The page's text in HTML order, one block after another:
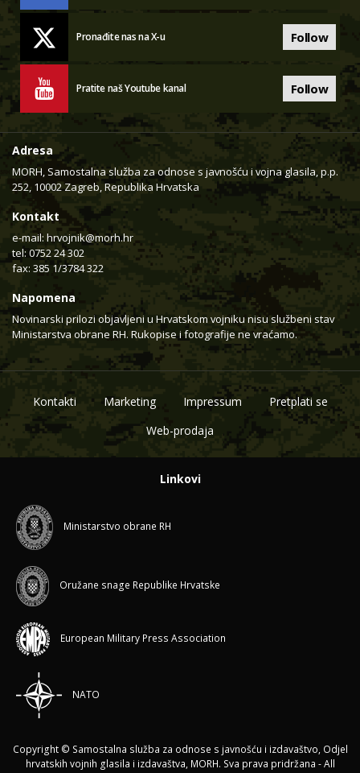
Pronađite nas na X-u Follow
Pratite naš Youtube kanal Follow
Adresa
MORH, Samostalna služba za odnose s javnošću i vojna glasila, p.p.
252, 10002 Zagreb, Republika Hrvatska
Kontakt
e-mail: hrvojnik@morh.hr
tel: 0752 24 302
fax: 385 1/3784 322
Napomena
Novinarski prilozi objavljeni u Hrvatskom vojniku nisu službeni stav
Ministarstva obrane RH. Rukopise i fotografije ne vraćamo.
Kontakti Marketing Impressum
Pretplati se
Web-prodaja
Linkovi
Ministarstvo obrane RH
Oružane snage Republike Hrvatske
European Military Press Association
NATO
Copyright © Samostalna služba za odnose s javnošću i izdavaštvo, Odjel
hrvatskih vojnih glasila i izdavaštva, MORH. Sva prava pridržana - All